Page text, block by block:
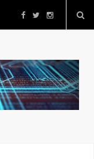
F
c
e
T
i
t
I
s
t